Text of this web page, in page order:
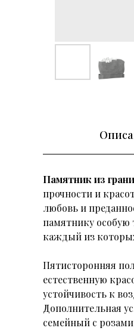
Памятник из
прочности и
любовь и
памятнику особую
каждый из
Пятисторонняя
естественную
устойчивость к
Дополнительная
семейный с